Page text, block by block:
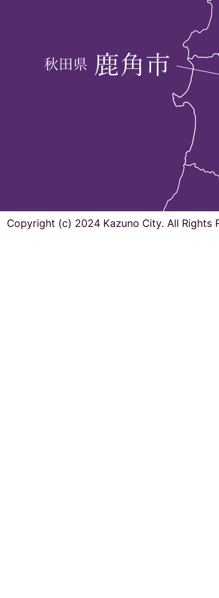
Copyright (c) 2024 Kazuno City. All Rights